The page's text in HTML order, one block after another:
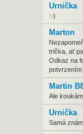
Urnička
:-)
Marton
trička, ať
Odkaz na
potvrzením
Martin
Ale
Urnička
Samá